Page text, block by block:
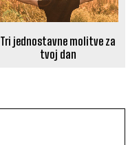
Tri jednostavne molitve za
tvoj dan